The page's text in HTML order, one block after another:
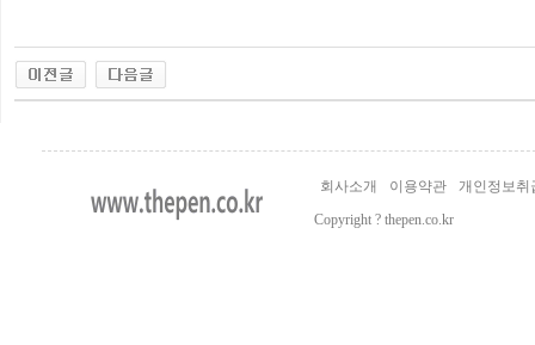
회사소개 이용약관
개인정보취
Copyright ? thepen.co.kr